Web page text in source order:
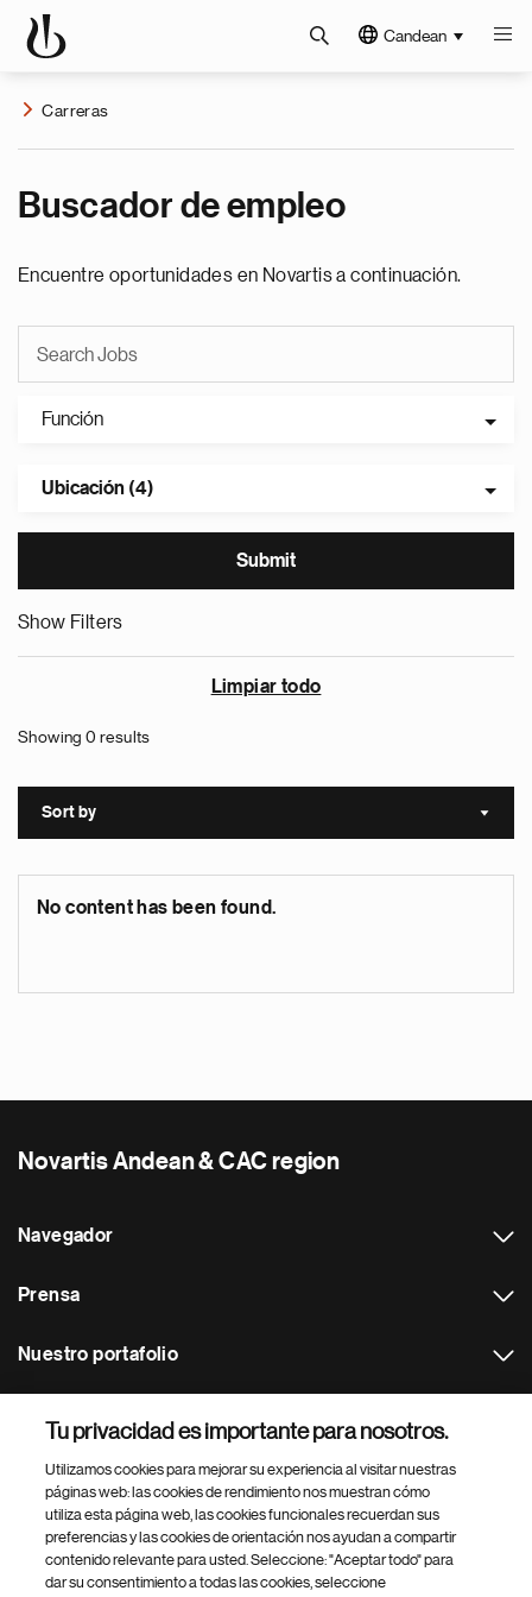
Candean
Carreras
Buscador de empleo
Encuentre oportunidades en Novartis a continuación.
Función
Ubicación (4)
Show Filters
Limpiar todo
Showing 0 results
Sort by Sort
No content has been found.
Novartis Andean & CAC region
Navegador
Prensa
Nuestro portafolio
Footer Site Search
Tu privacidad es importante para nosotros.
Utilizamos cookies para mejorar su experiencia al visitar nuestras
páginas web: las cookies de rendimiento nos muestran cómo
utiliza esta página web, las cookies funcionales recuerdan sus
preferencias y las cookies de orientación nos ayudan a compartir
contenido relevante para usted. Seleccione: "Aceptar todo" para
dar su consentimiento a todas las cookies, seleccione